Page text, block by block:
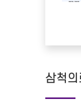
삼척의